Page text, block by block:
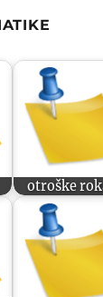
otroške